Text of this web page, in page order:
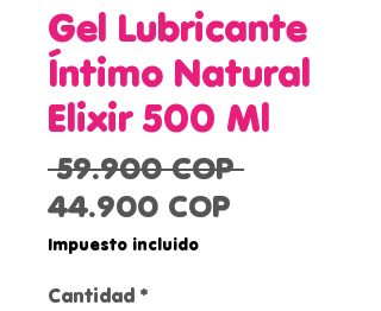
Gel Lubricante
Íntimo Natural
Elixir 500 Ml
59.900 COP Precio
44.900 COP
Impuesto incluido
Cantidad *